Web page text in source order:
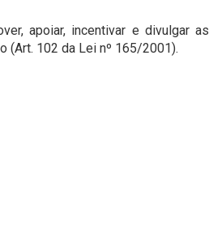
apoiar, incentivar e divulgar as
(Art. 102 da Lei nº 165/2001).